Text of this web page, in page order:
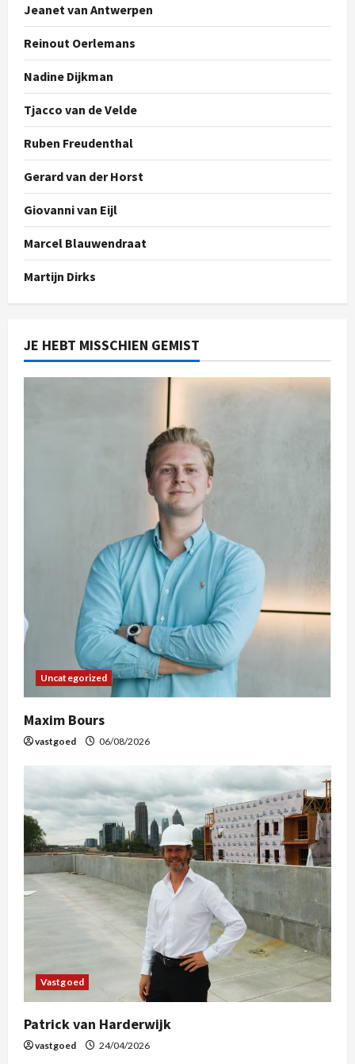
Jeanet van Antwerpen
Reinout Oerlemans
Nadine Dijkman
Tjacco van de Velde
Ruben Freudenthal
Gerard van der Horst
Giovanni van Eijl
Marcel Blauwendraat
Martijn Dirks
JE HEBT MISSCHIEN GEMIST
Uncategorized
Maxim Bours
vastgoed 06/08/2026
Vastgoed
Patrick van Harderwijk
vastgoed 24/04/2026